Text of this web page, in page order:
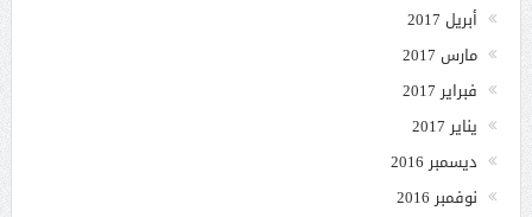
أبريل 2017
مارس 2017
فبراير 2017
يناير 2017
ديسمبر 2016
نوفمبر 2016